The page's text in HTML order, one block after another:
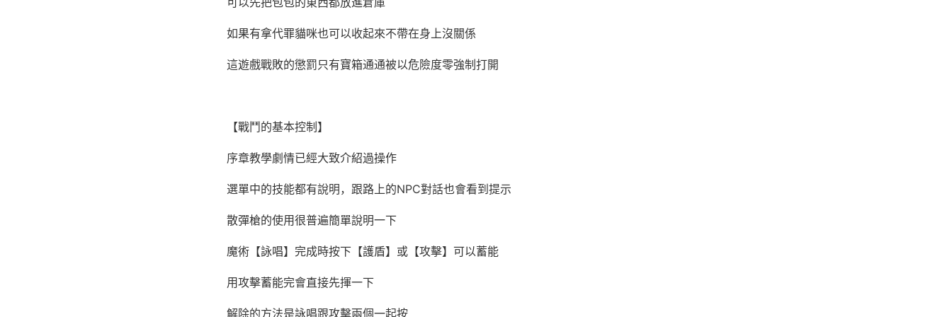
如果有拿代罪貓咪也可以收起來不帶在身上沒關係
這遊戲戰敗的懲罰只有寶箱通通被以危險度零強制打開
【戰鬥的基本控制】
序章教學劇情已經大致介紹過操作
選單中的技能都有說明，跟路上的NPC對話也會看到提示
散彈槍的使用很普遍簡單說明一下
魔術【詠唱】完成時按下【護盾】或【攻擊】可以蓄能
用攻擊蓄能完會直接先揮一下
解除的方法是詠唱跟攻擊兩個一起按